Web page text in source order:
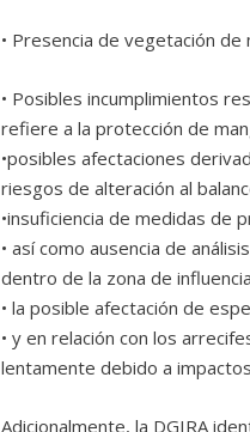
• Presencia de vegetación
• Posibles incumplimientos
refiere a la protección de
•posibles afectaciones
riesgos de alteración al
•insuficiencia de medidas de
• así como ausencia de
dentro de la zona de
• la posible afectación de
• y en relación con los
lentamente debido a
Adicionalmente, la DGIRA